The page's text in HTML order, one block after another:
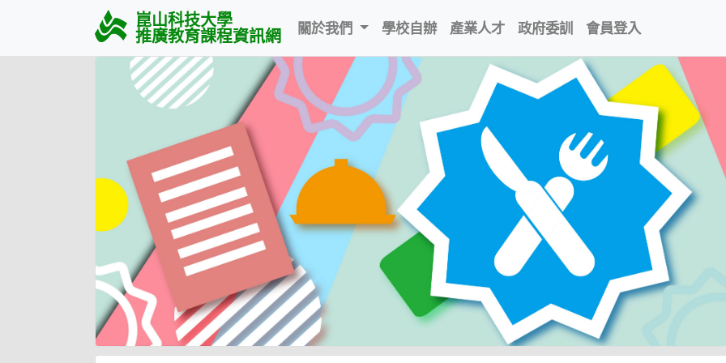
崑山科技大學
推廣教育課程資訊網 關於我們 學校自辦 產業人才 政府委訓 會員登入